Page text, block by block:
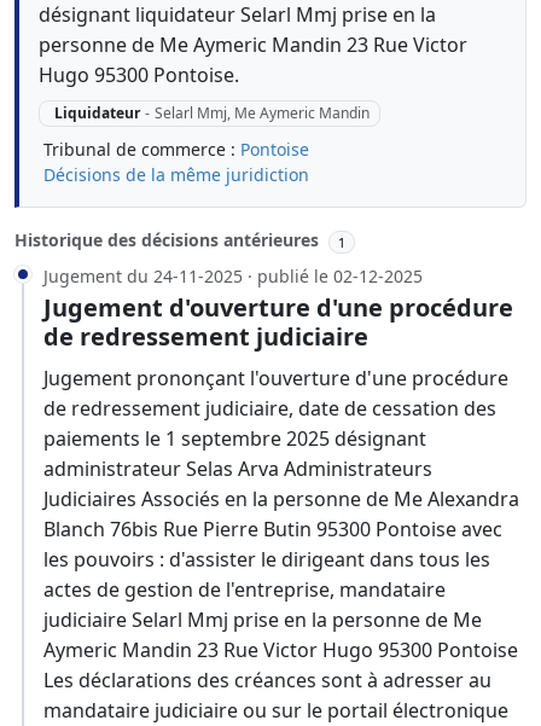
désignant liquidateur Selarl Mmj prise en la
personne de Me Aymeric Mandin 23 Rue Victor
Hugo 95300 Pontoise.
Liquidateur - Selarl Mmj, Me Aymeric Mandin
Tribunal de commerce : Pontoise
Décisions de la même juridiction
Historique des décisions antérieures 1
Jugement du 24-11-2025 · publié le 02-12-2025
Jugement d'ouverture d'une procédure
de redressement judiciaire
Jugement prononçant l'ouverture d'une procédure
de redressement judiciaire, date de cessation des
paiements le 1 septembre 2025 désignant
administrateur Selas Arva Administrateurs
Judiciaires Associés en la personne de Me Alexandra
Blanch 76bis Rue Pierre Butin 95300 Pontoise avec
les pouvoirs : d'assister le dirigeant dans tous les
actes de gestion de l'entreprise, mandataire
judiciaire Selarl Mmj prise en la personne de Me
Aymeric Mandin 23 Rue Victor Hugo 95300 Pontoise
Les déclarations des créances sont à adresser au
mandataire judiciaire ou sur le portail électronique